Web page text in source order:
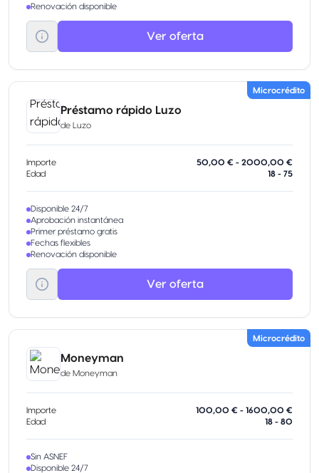
Renovación disponible
Ver oferta
Microcrédito
Préstamo rápido Luzo
de Luzo
Importe
50,00 € - 2000,00 €
Edad
18 - 75
Disponible 24/7
Aprobación instantánea
Primer préstamo gratis
Fechas flexibles
Renovación disponible
Ver oferta
Microcrédito
Moneyman
de Moneyman
Importe
100,00 € - 1600,00 €
Edad
18 - 80
Sin ASNEF
Disponible 24/7